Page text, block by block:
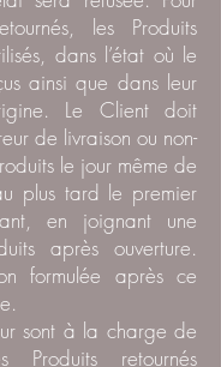
les Produits
dans l’état où le
ainsi que dans leur
Le Client doit
de livraison ou non-
le jour même de
plus tard le premier
en joignant une
après ouverture.
formulée après ce
sont à la charge de
Produits retournés